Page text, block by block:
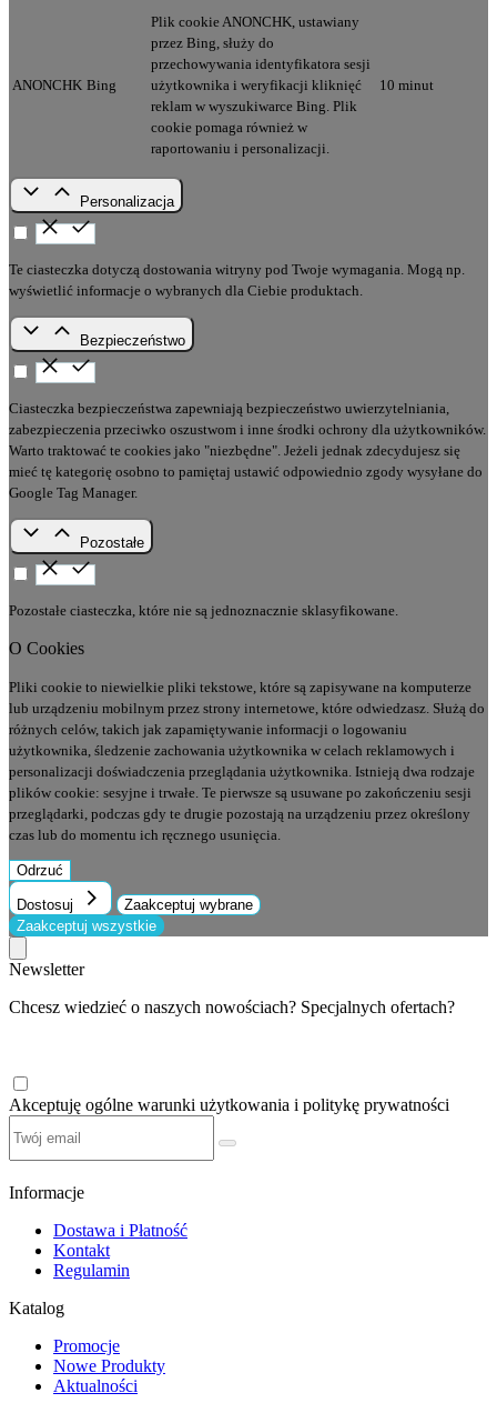
ANONCHK Bing
Plik cookie ANONCHK, ustawiany
przez Bing, służy do
przechowywania identyfikatora sesji
użytkownika i weryfikacji kliknięć
reklam w wyszukiwarce Bing. Plik
cookie pomaga również w
raportowaniu i personalizacji.
10 minut
Personalizacja
Te ciasteczka dotyczą dostowania witryny pod Twoje wymagania. Mogą np.
wyświetlić informacje o wybranych dla Ciebie produktach.
Bezpieczeństwo
Ciasteczka bezpieczeństwa zapewniają bezpieczeństwo uwierzytelniania,
zabezpieczenia przeciwko oszustwom i inne środki ochrony dla użytkowników.
Warto traktować te cookies jako "niezbędne". Jeżeli jednak zdecydujesz się
mieć tę kategorię osobno to pamiętaj ustawić odpowiednio zgody wysyłane do
Google Tag Manager.
Pozostałe
Pozostałe ciasteczka, które nie są jednoznacznie sklasyfikowane.
O Cookies
Pliki cookie to niewielkie pliki tekstowe, które są zapisywane na komputerze
lub urządzeniu mobilnym przez strony internetowe, które odwiedzasz. Służą do
różnych celów, takich jak zapamiętywanie informacji o logowaniu
użytkownika, śledzenie zachowania użytkownika w celach reklamowych i
personalizacji doświadczenia przeglądania użytkownika. Istnieją dwa rodzaje
plików cookie: sesyjne i trwałe. Te pierwsze są usuwane po zakończeniu sesji
przeglądarki, podczas gdy te drugie pozostają na urządzeniu przez określony
czas lub do momentu ich ręcznego usunięcia.
Odrzuć
Dostosuj
Zaakceptuj wybrane
Zaakceptuj wszystkie
Newsletter
Chcesz wiedzieć o naszych nowościach? Specjalnych ofertach?
Akceptuję ogólne warunki użytkowania i politykę prywatności
Informacje
Dostawa i Płatność
Kontakt
Regulamin
Katalog
Promocje
Nowe Produkty
Aktualności